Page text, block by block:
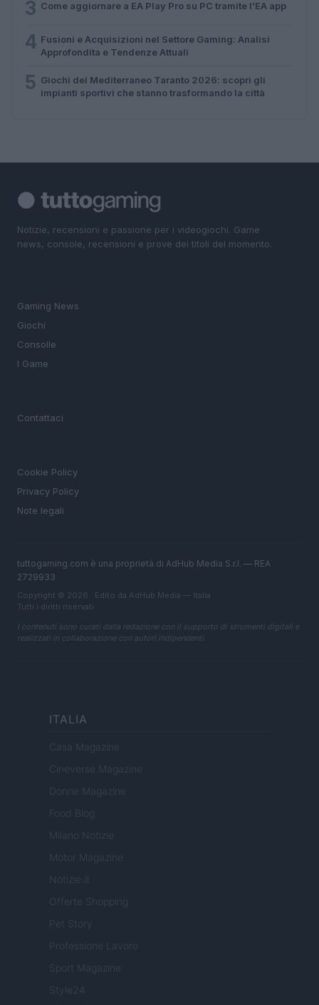
3 Come aggiornare a EA Play Pro su PC tramite l’EA app
4 Fusioni e Acquisizioni nel Settore Gaming: Analisi
Approfondita e Tendenze Attuali
5 Giochi del Mediterraneo Taranto 2026: scopri gli
impianti sportivi che stanno trasformando la città
Notizie, recensioni e passione per i videogiochi. Game
news, console, recensioni e prove dei titoli del momento.
Gaming News
Giochi
Consolle
I Game
Contattaci
Cookie Policy
Privacy Policy
Note legali
tuttogaming.com è una proprietà di AdHub Media S.r.l. — REA
2729933
Copyright © 2026 · Edito da AdHub Media — Italia
Tutti i diritti riservati
I contenuti sono curati dalla redazione con il supporto di strumenti digitali e
realizzati in collaborazione con autori indipendenti.
ITALIA
Casa Magazine
Cineverse Magazine
Donne Magazine
Food Blog
Milano Notizie
Motor Magazine
Notizie.it
Offerte Shopping
Pet Story
Professione Lavoro
Sport Magazine
Style24